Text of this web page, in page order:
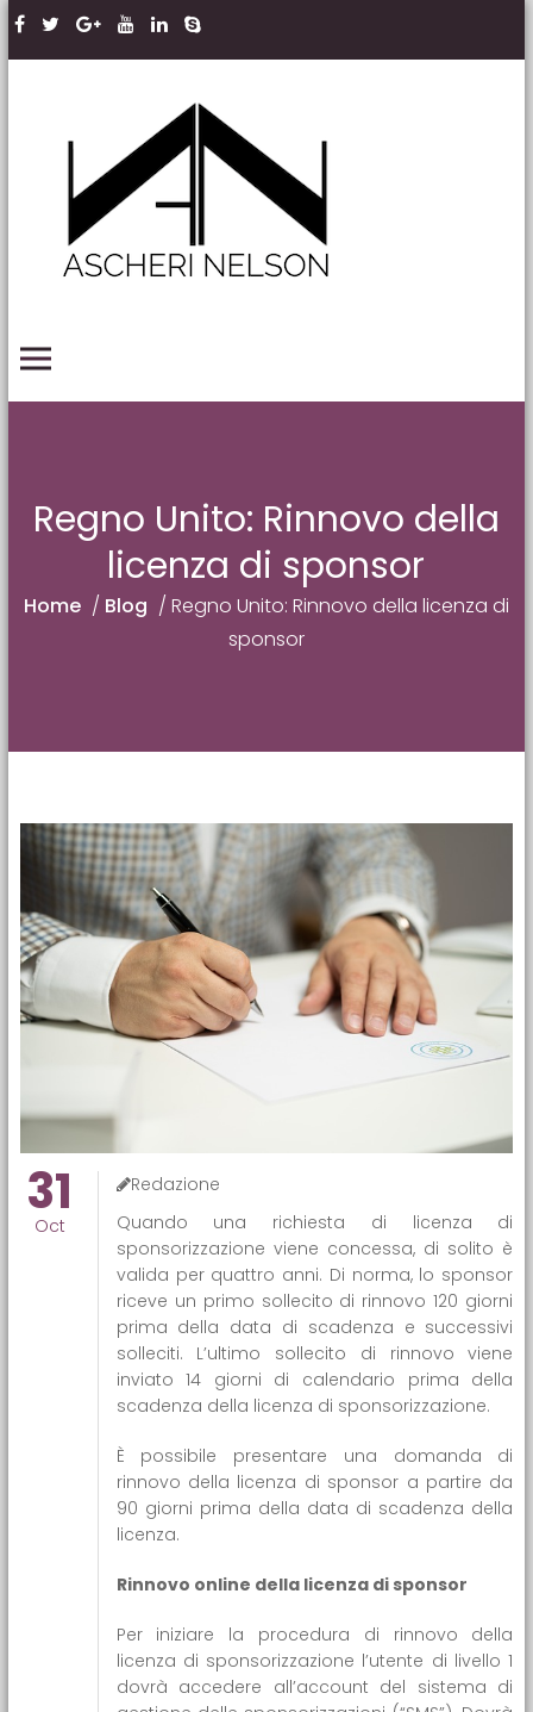
Skip to content
Regno Unito: Rinnovo della
licenza di sponsor
Home / Blog / Regno Unito: Rinnovo della licenza di
sponsor
31
Oct
Redazione
Quando una richiesta di licenza di
sponsorizzazione viene concessa, di solito è
valida per quattro anni. Di norma, lo sponsor
riceve un primo sollecito di rinnovo 120 giorni
prima della data di scadenza e successivi
solleciti. L’ultimo sollecito di rinnovo viene
inviato 14 giorni di calendario prima della
scadenza della licenza di sponsorizzazione.
È possibile presentare una domanda di
rinnovo della licenza di sponsor a partire da
90 giorni prima della data di scadenza della
licenza.
Rinnovo online della licenza di sponsor
Per iniziare la procedura di rinnovo della
licenza di sponsorizzazione l’utente di livello 1
dovrà accedere all’account del sistema di